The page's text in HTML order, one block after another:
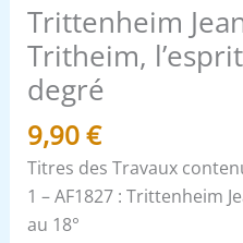
Trittenheim
Tritheim,
degré
9,90€
Titres des Travaux
1 – AF1827 : Trittenheim
au 18°